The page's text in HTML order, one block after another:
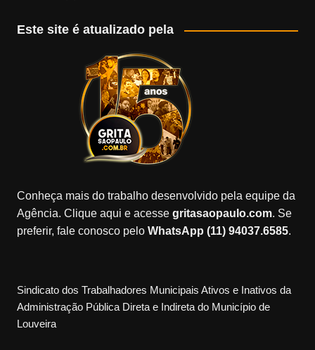
Este site é atualizado pela
Conheça mais do trabalho desenvolvido pela equipe da
Agência. Clique aqui e acesse gritasaopaulo.com. Se
preferir, fale conosco peloWhatsApp (11) 94037.6585.
Sindicato dos Trabalhadores Municipais Ativos e Inativos da
Administração Pública Direta e Indireta do Município de
Louveira